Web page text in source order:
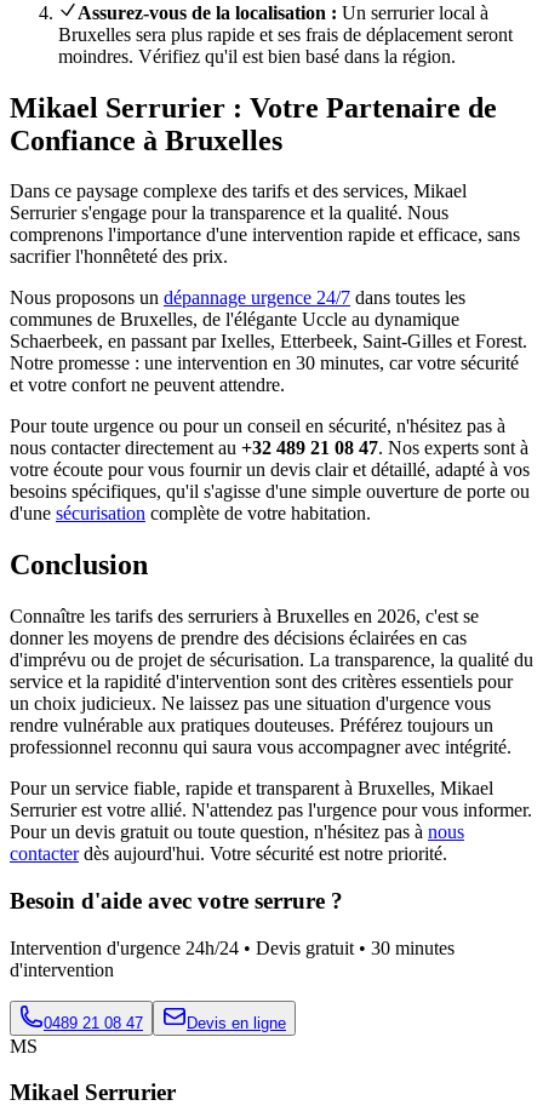
Assurez-vous de la localisation : Un serrurier local à
Bruxelles sera plus rapide et ses frais de déplacement seront
moindres. Vérifiez qu'il est bien basé dans la région.
Mikael Serrurier : Votre Partenaire de
Confiance à Bruxelles
Dans ce paysage complexe des tarifs et des services, Mikael
Serrurier s'engage pour la transparence et la qualité. Nous
comprenons l'importance d'une intervention rapide et efficace, sans
sacrifier l'honnêteté des prix.
Nous proposons un dépannage urgence 24/7 dans toutes les
communes de Bruxelles, de l'élégante Uccle au dynamique
Schaerbeek, en passant par Ixelles, Etterbeek, Saint-Gilles et Forest.
Notre promesse : une intervention en 30 minutes, car votre sécurité
et votre confort ne peuvent attendre.
Pour toute urgence ou pour un conseil en sécurité, n'hésitez pas à
nous contacter directement au +32 489 21 08 47. Nos experts sont à
votre écoute pour vous fournir un devis clair et détaillé, adapté à vos
besoins spécifiques, qu'il s'agisse d'une simple ouverture de porte ou
d'une sécurisation complète de votre habitation.
Conclusion
Connaître les tarifs des serruriers à Bruxelles en 2026, c'est se
donner les moyens de prendre des décisions éclairées en cas
d'imprévu ou de projet de sécurisation. La transparence, la qualité du
service et la rapidité d'intervention sont des critères essentiels pour
un choix judicieux. Ne laissez pas une situation d'urgence vous
rendre vulnérable aux pratiques douteuses. Préférez toujours un
professionnel reconnu qui saura vous accompagner avec intégrité.
Pour un service fiable, rapide et transparent à Bruxelles, Mikael
Serrurier est votre allié. N'attendez pas l'urgence pour vous informer.
Pour un devis gratuit ou toute question, n'hésitez pas à nous
contacterdès aujourd'hui. Votre sécurité est notre priorité.
Besoin d'aide avec votre serrure ?
Intervention d'urgence 24h/24 • Devis gratuit • 30 minutes
d'intervention
0489 21 08 47 Devis en ligne
MS
Mikael Serrurier